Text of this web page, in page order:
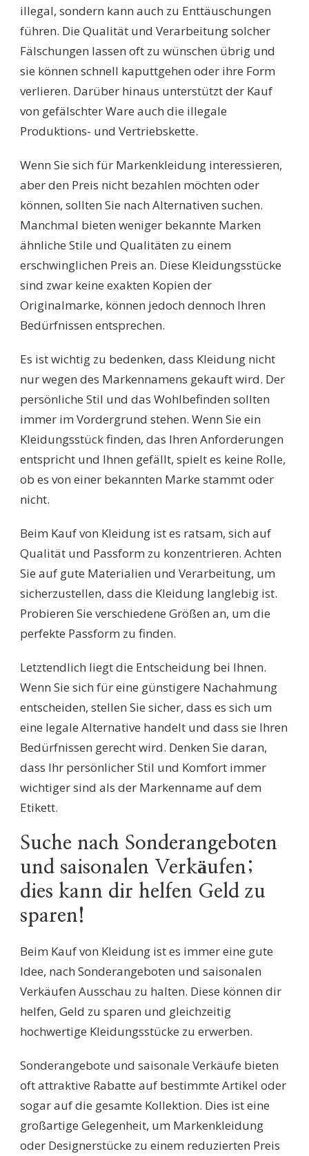
illegal, sondern kann auch zu Enttäuschungen
führen. Die Qualität und Verarbeitung solcher
Fälschungen lassen oft zu wünschen übrig und
sie können schnell kaputtgehen oder ihre Form
verlieren. Darüber hinaus unterstützt der Kauf
von gefälschter Ware auch die illegale
Produktions- und Vertriebskette.
Wenn Sie sich für Markenkleidung interessieren,
aber den Preis nicht bezahlen möchten oder
können, sollten Sie nach Alternativen suchen.
Manchmal bieten weniger bekannte Marken
ähnliche Stile und Qualitäten zu einem
erschwinglichen Preis an. Diese Kleidungsstücke
sind zwar keine exakten Kopien der
Originalmarke, können jedoch dennoch Ihren
Bedürfnissen entsprechen.
Es ist wichtig zu bedenken, dass Kleidung nicht
nur wegen des Markennamens gekauft wird. Der
persönliche Stil und das Wohlbefinden sollten
immer im Vordergrund stehen. Wenn Sie ein
Kleidungsstück finden, das Ihren Anforderungen
entspricht und Ihnen gefällt, spielt es keine Rolle,
ob es von einer bekannten Marke stammt oder
nicht.
Beim Kauf von Kleidung ist es ratsam, sich auf
Qualität und Passform zu konzentrieren. Achten
Sie auf gute Materialien und Verarbeitung, um
sicherzustellen, dass die Kleidung langlebig ist.
Probieren Sie verschiedene Größen an, um die
perfekte Passform zu finden.
Letztendlich liegt die Entscheidung bei Ihnen.
Wenn Sie sich für eine günstigere Nachahmung
entscheiden, stellen Sie sicher, dass es sich um
eine legale Alternative handelt und dass sie Ihren
Bedürfnissen gerecht wird. Denken Sie daran,
dass Ihr persönlicher Stil und Komfort immer
wichtiger sind als der Markenname auf dem
Etikett.
Suche nach Sonderangeboten
und saisonalen Verkäufen;
dies kann dir helfen Geld zu
sparen!
Beim Kauf von Kleidung ist es immer eine gute
Idee, nach Sonderangeboten und saisonalen
Verkäufen Ausschau zu halten. Diese können dir
helfen, Geld zu sparen und gleichzeitig
hochwertige Kleidungsstücke zu erwerben.
Sonderangebote und saisonale Verkäufe bieten
oft attraktive Rabatte auf bestimmte Artikel oder
sogar auf die gesamte Kollektion. Dies ist eine
großartige Gelegenheit, um Markenkleidung
oder Designerstücke zu einem reduzierten Preis